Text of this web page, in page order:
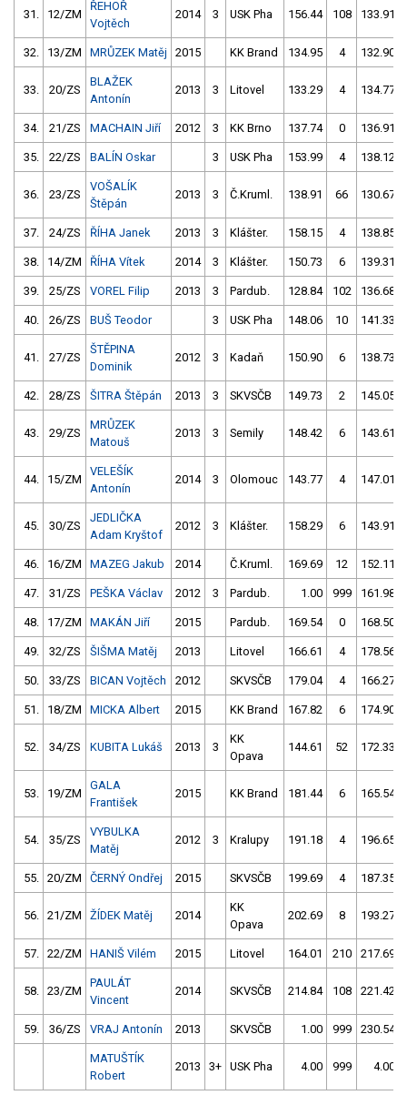
31. 12/ZM
ŘEHOŘ
Vojtěch
2014 3 USK Pha 156.44 108 133.91
32. 13/ZM MRŮZEK Matěj 2015 KK Brand 134.95 4 132.90
33. 20/ZS
BLAŽEK
Antonín
2013 3 Litovel 133.29 4 134.77
34. 21/ZS MACHAIN Jiří 2012 3 KK Brno 137.74 0 136.91
35. 22/ZS BALÍN Oskar 3 USK Pha 153.99 4 138.12
36. 23/ZS
VOŠALÍK
Štěpán
2013 3 Č.Kruml. 138.91 66 130.67
37. 24/ZS ŘÍHA Janek 2013 3 Klášter. 158.15 4 138.85
38. 14/ZM ŘÍHA Vítek 2014 3 Klášter. 150.73 6 139.31
39. 25/ZS VOREL Filip 2013 3 Pardub. 128.84 102 136.68
40. 26/ZS BUŠ Teodor 3 USK Pha 148.06 10 141.33
41. 27/ZS
ŠTĚPINA
Dominik
2012 3 Kadaň 150.90 6 138.73
42. 28/ZS ŠITRA Štěpán 2013 3 SKVSČB 149.73 2 145.05
43. 29/ZS
MRŮZEK
Matouš
2013 3 Semily 148.42 6 143.61
44. 15/ZM
VELEŠÍK
Antonín
2014 3 Olomouc 143.77 4 147.01
45. 30/ZS
JEDLIČKA
Adam Kryštof
2012 3 Klášter. 158.29 6 143.91
46. 16/ZM MAZEG Jakub 2014 Č.Kruml. 169.69 12 152.11
47. 31/ZS PEŠKA Václav 2012 3 Pardub. 1.00 999 161.98
48. 17/ZM MAKÁN Jiří 2015 Pardub. 169.54 0 168.50
49. 32/ZS ŠIŠMA Matěj 2013 Litovel 166.61 4 178.56
50. 33/ZS BICAN Vojtěch 2012 SKVSČB 179.04 4 166.27
51. 18/ZM MICKA Albert 2015 KK Brand 167.82 6 174.90
52. 34/ZS KUBITA Lukáš 2013 3
KK
Opava
144.61 52 172.33
53. 19/ZM
GALA
František
2015 KK Brand 181.44 6 165.54
54. 35/ZS
VYBULKA
Matěj
2012 3 Kralupy 191.18 4 196.65
55. 20/ZM ČERNÝ Ondřej 2015 SKVSČB 199.69 4 187.35
56. 21/ZM ŽÍDEK Matěj 2014
KK
Opava
202.69 8 193.27
57. 22/ZM HANIŠ Vilém 2015 Litovel 164.01 210 217.69
58. 23/ZM
PAULÁT
Vincent
2014 SKVSČB 214.84 108 221.42
59. 36/ZS VRAJ Antonín 2013 SKVSČB 1.00 999 230.54
MATUŠTÍK
Robert
2013 3+ USK Pha 4.00 999 4.00